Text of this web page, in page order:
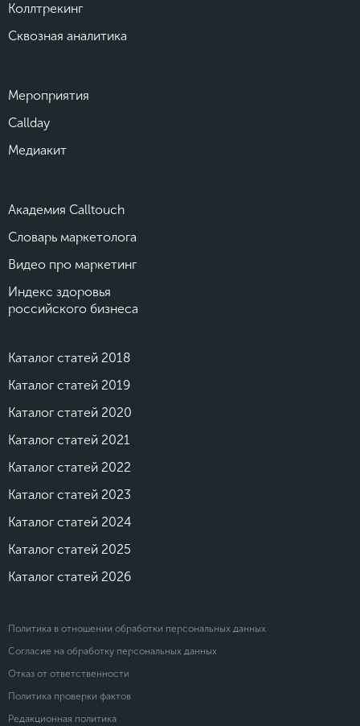
Коллтрекинг
Сквозная аналитика
Мероприятия
Callday
Медиакит
Академия Calltouch
Словарь маркетолога
Видео про маркетинг
Индекс здоровья
российского бизнеса
Каталог статей 2018
Каталог статей 2019
Каталог статей 2020
Каталог статей 2021
Каталог статей 2022
Каталог статей 2023
Каталог статей 2024
Каталог статей 2025
Каталог статей 2026
Политика в отношении обработки персональных данных
Согласие на обработку персональных данных
Отказ от ответственности
Политика проверки фактов
Редакционная политика